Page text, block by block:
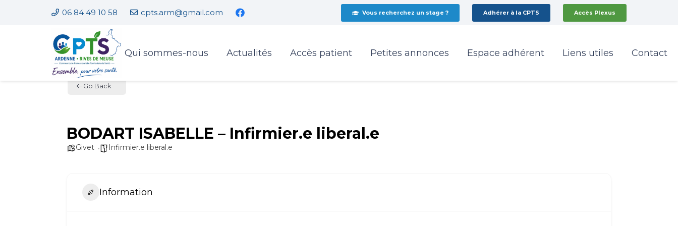
06 84 49 10 58 cpts.arm@gmail.com Vous recherchez un stage ? Adhérer à la CPTS Accès Plexus
Qui sommes-nous Actualités Accès patient Petites annonces Espace adhérent Liens utiles Contact
Go Back
BODART ISABELLE – Infirmier.e liberal.e
Givet Infirmier.e liberal.e
Information